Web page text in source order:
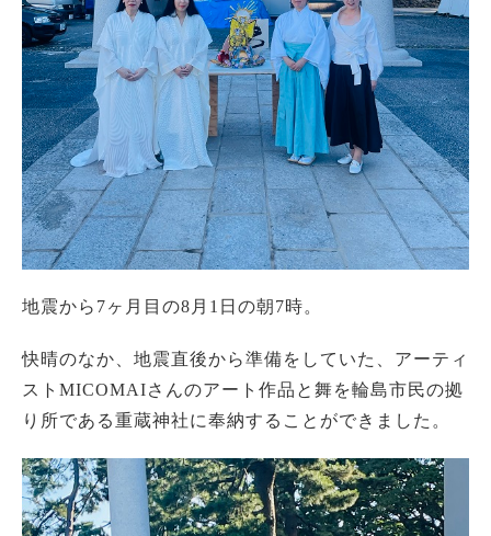
地震から7ヶ月目の8月1日の朝7時。
快晴のなか、地震直後から準備をしていた、アーティ
ストMICOMAIさんのアート作品と舞を輪島市民の拠
り所である重蔵神社に奉納することができました。